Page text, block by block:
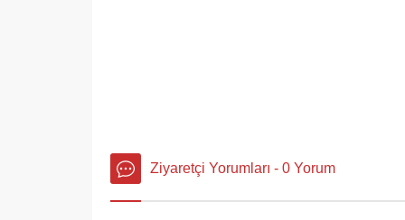
Ziyaretçi Yorumları - 0 Yorum